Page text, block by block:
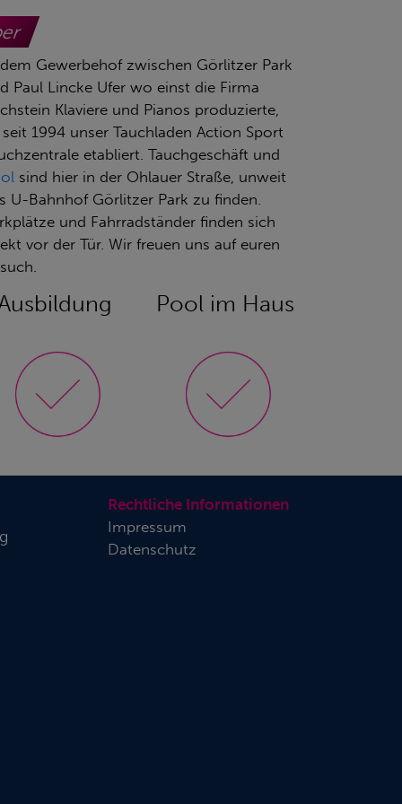
Gewerbehof zwischen Görlitzer Park
Paul Lincke Ufer wo einst die Firma
Klaviere und Pianos produzierte,
1994 unser Tauchladen Action Sport
etabliert. Tauchgeschäft und
sind hier in der Ohlauer Straße, unweit
U-Bahnhof Görlitzer Park zu finden.
und Fahrradständer finden sich
vor der Tür. Wir freuen uns auf euren
Pool im Haus
Rechtliche Informationen
Impressum
Datenschutz